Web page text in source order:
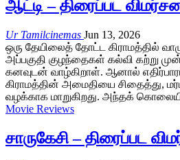
ஆட்டி – திரைப்பட
Ur Tamilcinemas Jun 13, 2026
ஒரு தேயிலைத் தோட்ட கிராமத்தில்
அப்பகுதி குழந்தைகள் கல்வி கற்று
கனவுடன் வாழ்கிறாள். ஆனால்
கிராமத்தின் அமைதியை சிதைத்து,
வழக்காக மாறுகிறது. அந்தக்
Movie Reviews
சாருகேசி – திரைப்பட